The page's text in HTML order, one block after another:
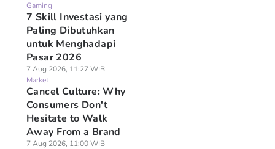
Gaming
7 Skill Investasi yang
Paling Dibutuhkan
untuk Menghadapi
Pasar 2026
7 Aug 2026, 11:27 WIB
Market
Cancel Culture: Why
Consumers Don't
Hesitate to Walk
Away From a Brand
7 Aug 2026, 11:00 WIB